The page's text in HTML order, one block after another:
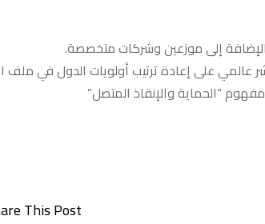
إلى موزعين وشركات متخصصة.
إلى مؤشر عالمي على إعادة ترتيب أولويات الدول في
This Post: